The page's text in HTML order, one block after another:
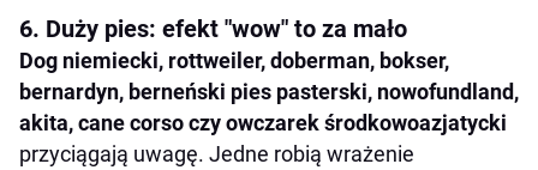
6. Duży pies: efekt "wow" to za mało
Dog niemiecki, rottweiler, doberman, bokser,
bernardyn, berneński pies pasterski, nowofundland,
akita, cane corso czy owczarek środkowoazjatycki
przyciągają uwagę. Jedne robią wrażenie